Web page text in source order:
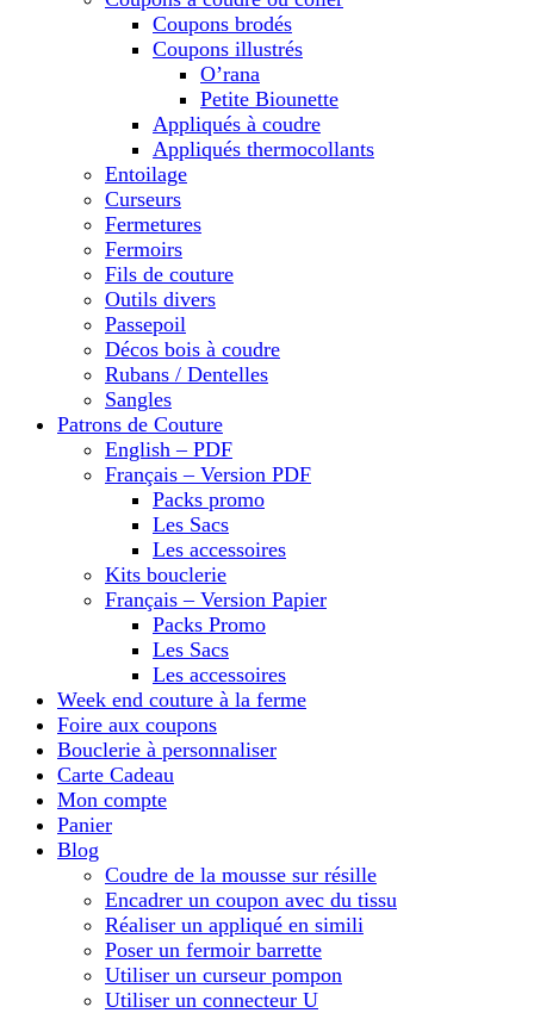
Coupons brodés
Coupons illustrés
O’rana
Petite Biounette
Appliqués à coudre
Appliqués thermocollants
Entoilage
Curseurs
Fermetures
Fermoirs
Fils de couture
Outils divers
Passepoil
Décos bois à coudre
Rubans / Dentelles
Sangles
Patrons de Couture
English – PDF
Français – Version PDF
Packs promo
Les Sacs
Les accessoires
Kits bouclerie
Français – Version Papier
Packs Promo
Les Sacs
Les accessoires
Week end couture à la ferme
Foire aux coupons
Bouclerie à personnaliser
Carte Cadeau
Mon compte
Panier
Blog
Coudre de la mousse sur résille
Encadrer un coupon avec du tissu
Réaliser un appliqué en simili
Poser un fermoir barrette
Utiliser un curseur pompon
Utiliser un connecteur U